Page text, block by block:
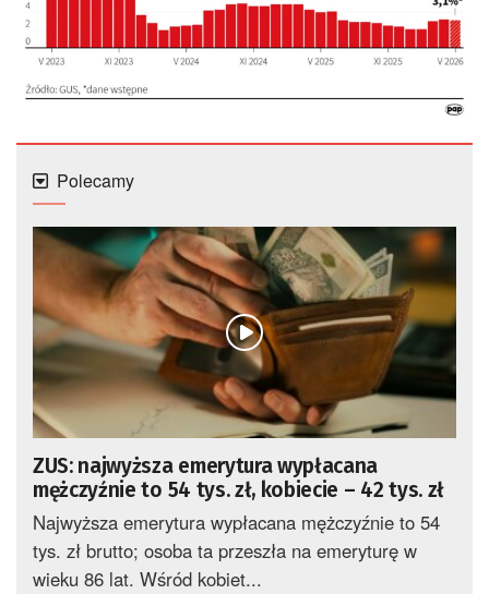
Polecamy
ZUS: najwyższa emerytura wypłacana
mężczyźnie to 54 tys. zł, kobiecie – 42 tys. zł
Najwyższa emerytura wypłacana mężczyźnie to 54
tys. zł brutto; osoba ta przeszła na emeryturę w
wieku 86 lat. Wśród kobiet...